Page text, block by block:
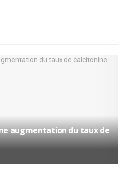
augmentation du taux de